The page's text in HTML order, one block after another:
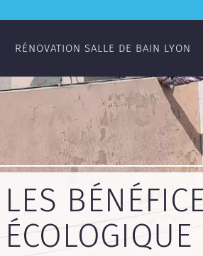
RÉNOVATION SALLE DE BAIN LYON
LES